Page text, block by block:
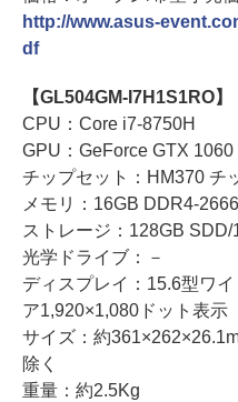
http://www.asus-
df
【GL504GM-I7H1S1RO】
CPU：Core i7-8750H
GPU：GeForce GTX 1060
チップセット：HM370 チ
メモリ：16GB DDR4-2666
ストレージ：128GB SDD/
光学ドライブ：－
ディスプレイ：15.6型ワ
ア1,920×1,080ドット表示
サイズ：約
除く
重量：約2.5Kg